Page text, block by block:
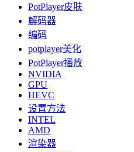
PotPlayer皮肤
解码器
编码
potplayer美化
PotPlayer播放
NVIDIA
GPU
HEVC
设置方法
INTEL
AMD
渲染器